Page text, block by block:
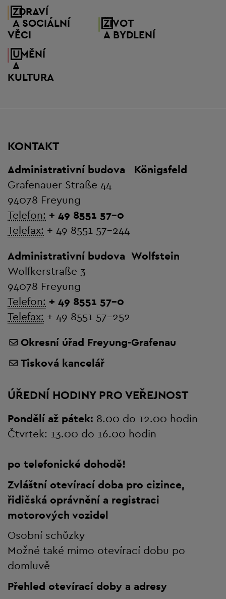
ZDRAVÍ
A SOCIÁLNÍ
VĚCI
ŽIVOT
A BYDLENÍ
UMĚNÍ
A
KULTURA
KONTAKT
Administrativní budova
Königsfeld
Grafenauer Straße 44
94078 Freyung
Telefon: + 49 8551 57-0
Telefax: + 49 8551 57-244
Administrativní budova Wolfstein
Wolfkerstraße 3
94078 Freyung
Telefon: + 49 8551 57-0
Telefax: + 49 8551 57-252
Okresní úřad Freyung-Grafenau
Tisková kancelář
ÚŘEDNÍ HODINY PRO VEŘEJNOST
Pondělí až pátek: 8.00 do 12.00 hodin
Čtvrtek: 13.00 do 16.00 hodin
po telefonické dohodě!
Zvláštní otevírací doba pro cizince,
řidičská oprávnění a registraci
motorových vozidel
Osobní schůzky
Možné také mimo otevírací dobu po
domluvě
Přehled otevírací doby a adresy